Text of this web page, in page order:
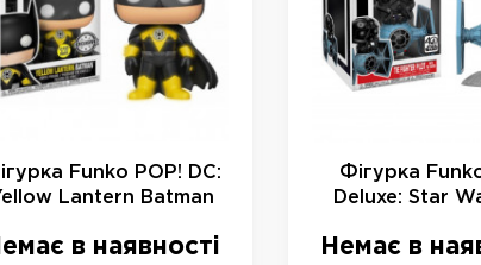
Funko POP! DC:
Lantern Batman
Figure, 21859, 10 см
в наявності
Фігурка
Deluxe: Star
20106
Немає в